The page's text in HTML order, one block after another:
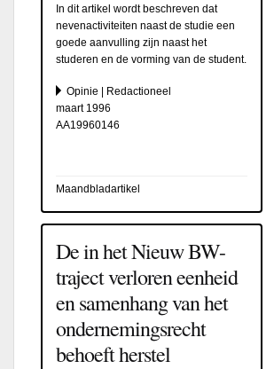
In dit artikel wordt beschreven dat
nevenactiviteiten naast de studie een
goede aanvulling zijn naast het
studeren en de vorming van de student.
Opinie | Redactioneel
maart 1996
AA19960146
Maandbladartikel
De in het Nieuw BW-
traject verloren eenheid
en samenhang van het
ondernemingsrecht
behoeft herstel